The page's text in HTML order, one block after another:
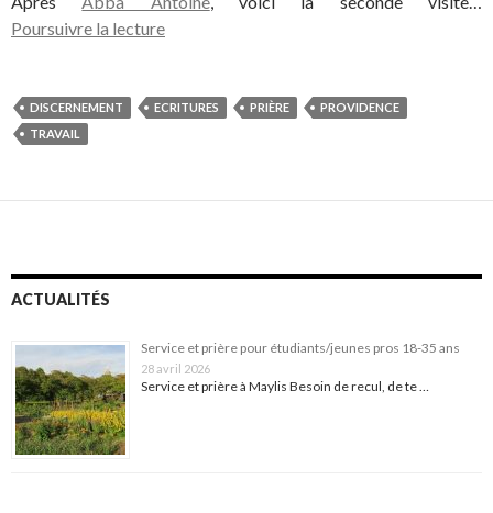
Poursuivre la lecture
DISCERNEMENT ECRITURES PRIÈRE
PROVIDENCE
TRAVAIL
ACTUALITÉS
Service et prière pour étudiants/jeunes pros 18-35 ans
28 avril 2026
Service et prière à Maylis Besoin de recul, de te …